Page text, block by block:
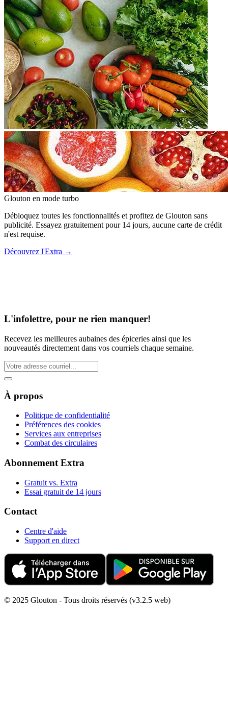
Glouton en mode turbo
Débloquez toutes les fonctionnalités et profitez de Glouton sans
publicité. Essayez gratuitement pour 14 jours, aucune carte de crédit
n'est requise.
Découvrez l'Extra →
L'infolettre, pour ne rien manquer!
Recevez les meilleures aubaines des épiceries ainsi que les
nouveautés directement dans vos courriels chaque semaine.
À propos
Politique de confidentialité
Préférences des cookies
Services aux entreprises
Combat des circulaires
Abonnement Extra
Gratuit vs. Extra
Essai gratuit de 14 jours
Contact
Centre d'aide
Support en direct
© 2025 Glouton - Tous droits réservés (v3.2.5 web)